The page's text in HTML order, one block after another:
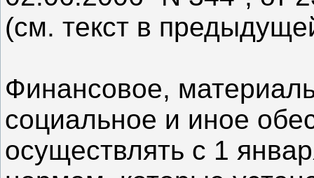
(см. текст в
Финансовое,
социальное и иное
осуществлять с 1